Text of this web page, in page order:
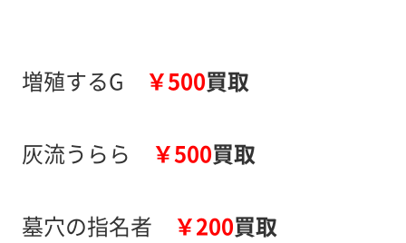
増殖するG ￥500買取
灰流うらら ￥500買取
墓穴の指名者 ￥200買取